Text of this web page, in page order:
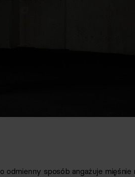
odmienny sposób angażuje mięśnie